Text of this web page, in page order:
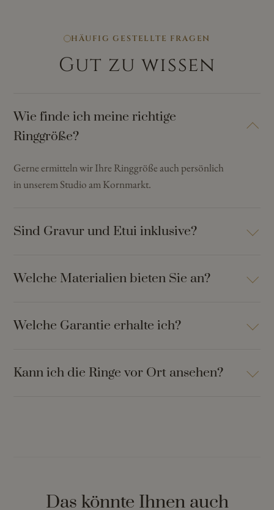
HÄUFIG GESTELLTE FRAGEN
Gut zu wissen
Wie finde ich meine richtige
Ringgröße?
Gerne ermitteln wir Ihre Ringgröße auch persönlich
in unserem Studio am Kornmarkt.
Sind Gravur und Etui inklusive?
Welche Materialien bieten Sie an?
Welche Garantie erhalte ich?
Kann ich die Ringe vor Ort ansehen?
Das könnte Ihnen auch